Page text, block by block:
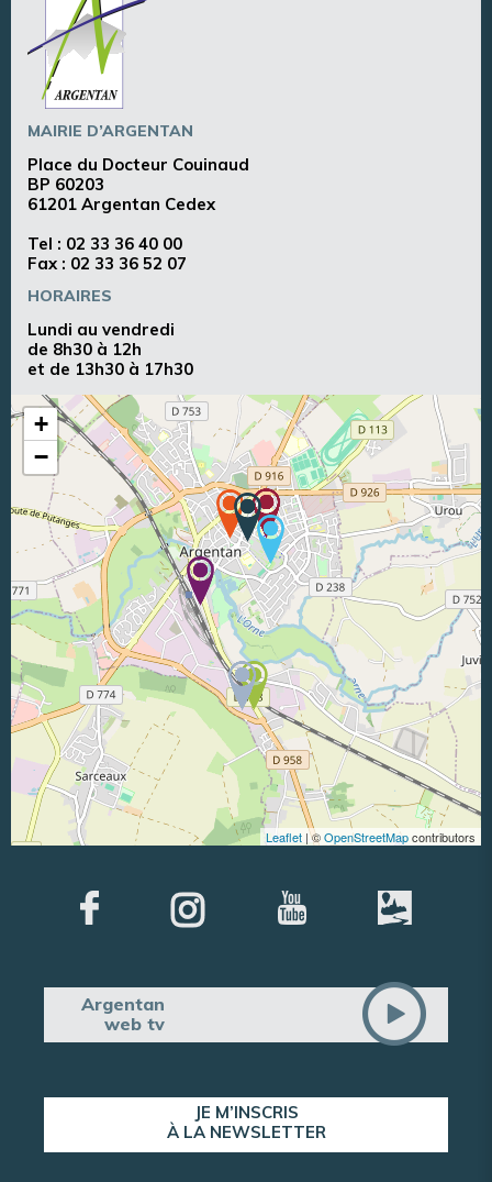
MAIRIE D’ARGENTAN
Place du Docteur Couinaud
BP 60203
61201 Argentan Cedex
Tel : 02 33 36 40 00
Fax : 02 33 36 52 07
HORAIRES
Lundi au vendredi
de 8h30 à 12h
et de 13h30 à 17h30
+
−
Leaflet | ©OpenStreetMapcontributors
Argentan
web tv
JE M’INSCRIS
À LA NEWSLETTER